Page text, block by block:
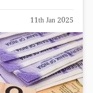
11th Jan 2025